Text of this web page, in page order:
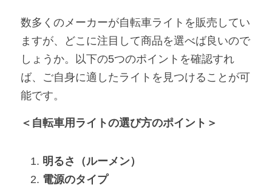
数多くのメーカーが自転車ライトを販売してい
ますが、どこに注目して商品を選べば良いので
しょうか。以下の5つのポイントを確認すれ
ば、ご自身に適したライトを見つけることが可
能です。
＜自転車用ライトの選び方のポイント＞
明るさ（ルーメン）
電源のタイプ